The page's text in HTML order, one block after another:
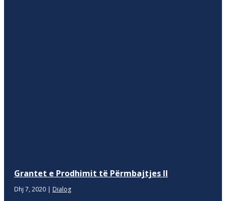
Grantet e Prodhimit të Përmbajtjes II
Dhj 7, 2020 | Dialog